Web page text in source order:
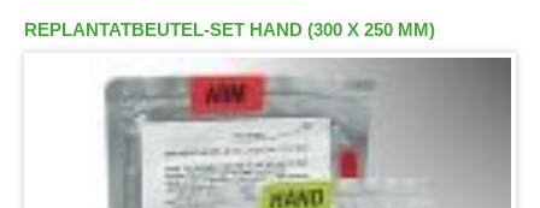
REPLANTATBEUTEL-SET HAND (300 X 250 MM)